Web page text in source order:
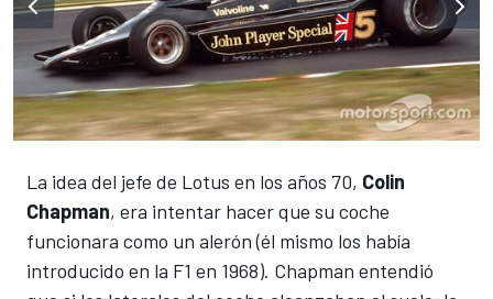
La idea del jefe de Lotus en los años 70, Colin
Chapman, era intentar hacer que su coche
funcionara como un alerón (él mismo los había
introducido en la F1 en 1968). Chapman entendió